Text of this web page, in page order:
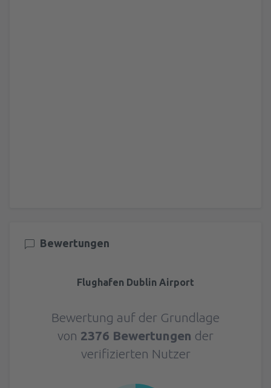
Bewertungen
Flughafen Dublin Airport
Bewertung auf der Grundlage
von 2376 Bewertungen der
verifizierten Nutzer